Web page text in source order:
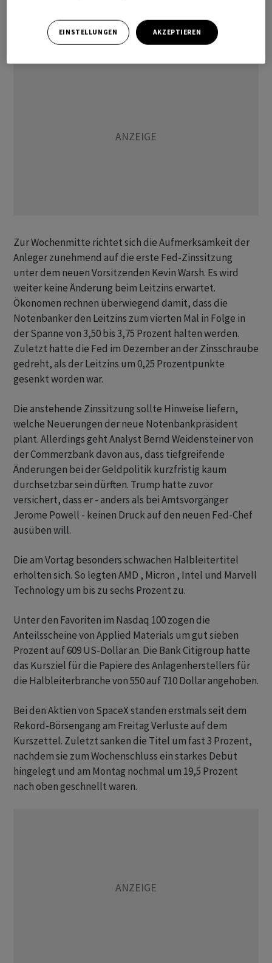
den Ölpreis jüngst nach unten gedrückt und so
Inflationssorgen am Markt gelindert.
Zur Wochenmitte richtet sich die Aufmerksamkeit der
Anleger zunehmend auf die erste Fed-Zinssitzung
unter dem neuen Vorsitzenden Kevin Warsh. Es wird
weiter keine Änderung beim Leitzins erwartet.
Ökonomen rechnen überwiegend damit, dass die
Notenbanker den Leitzins zum vierten Mal in Folge in
der Spanne von 3,50 bis 3,75 Prozent halten werden.
Zuletzt hatte die Fed im Dezember an der Zinsschraube
gedreht, als der Leitzins um 0,25 Prozentpunkte
gesenkt worden war.
Die anstehende Zinssitzung sollte Hinweise liefern,
welche Neuerungen der neue Notenbankpräsident
plant. Allerdings geht Analyst Bernd Weidensteiner von
der Commerzbank davon aus, dass tiefgreifende
Änderungen bei der Geldpolitik kurzfristig kaum
durchsetzbar sein dürften. Trump hatte zuvor
versichert, dass er - anders als bei Amtsvorgänger
Jerome Powell - keinen Druck auf den neuen Fed-Chef
ausüben will.
Die am Vortag besonders schwachen Halbleitertitel
erholten sich. So legten AMD , Micron , Intel und Marvell
Technology um bis zu sechs Prozent zu.
Unter den Favoriten im Nasdaq 100 zogen die
Anteilsscheine von Applied Materials um gut sieben
Prozent auf 609 US-Dollar an. Die Bank Citigroup hatte
das Kursziel für die Papiere des Anlagenherstellers für
die Halbleiterbranche von 550 auf 710 Dollar angehoben.
Bei den Aktien von SpaceX standen erstmals seit dem
Rekord-Börsengang am Freitag Verluste auf dem
Kurszettel. Zuletzt sanken die Titel um fast 3 Prozent,
nachdem sie zum Wochenschluss ein starkes Debüt
hingelegt und am Montag nochmal um 19,5 Prozent
nach oben geschnellt waren.
EINSTELLUNGEN AKZEPTIEREN